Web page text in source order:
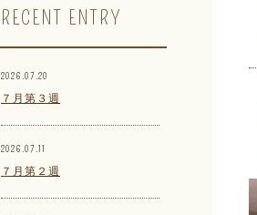
RECENT ENTRY
2026.07.20
７月第３週
2026.07.11
７月第２週